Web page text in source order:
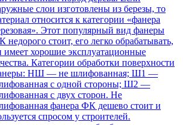
слои изготовлены из березы, то
относится к категории «фанера
Этот популярный вид фанеры
недорого стоит, его легко обрабатывать,
имеет хорошие эксплуатационные
Категории обработки поверхности
НШ — не шлифованная; Ш1 —
с одной стороны; Ш2 —
с двух сторон. Не
фанера ФК дешево стоит и
спросом у строителей.